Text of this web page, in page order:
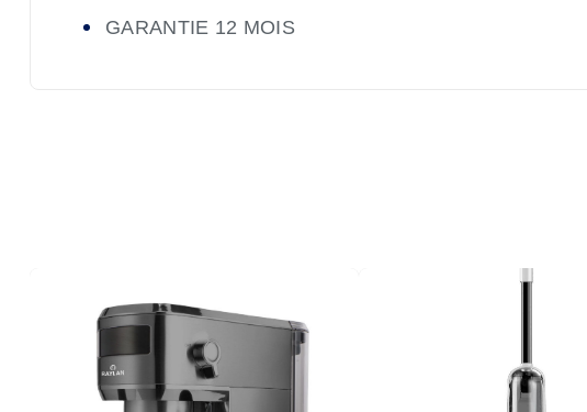
GARANTIE 12 MOIS